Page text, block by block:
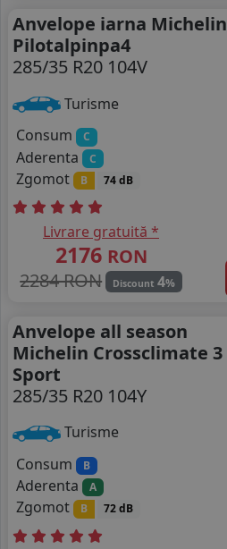
Anvelope iarna Michelin
Pilotalpinpa4
285/35 R20 104V
Turisme
Consum
C
Aderenta C
Zgomot B 74 dB
Livrare gratuită *
2176 RON
2284 RON
Discount 4%
Anvelope all season
Michelin Crossclimate 3
Sport
285/35 R20 104Y
Turisme
Consum
B
Aderenta A
Zgomot B 72 dB